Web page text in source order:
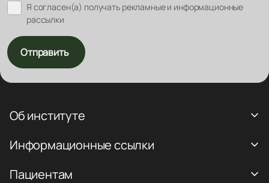
Я согласен(а) получать рекламные и информационные
рассылки
Отправить
Об институте
Информационные ссылки
Пациентам